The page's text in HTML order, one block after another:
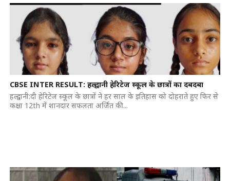
CBSE INTER RESULT: हल्द्वानी हेरिटेज स्कूल के छात्रों का दबदबा
हल्द्वानी:दी हेरिटेज स्कूल के छात्रों ने हर साल के इतिहास को दोहराते हुए फिर से
कक्षा 12th में शानदार सफलता अर्जित की...